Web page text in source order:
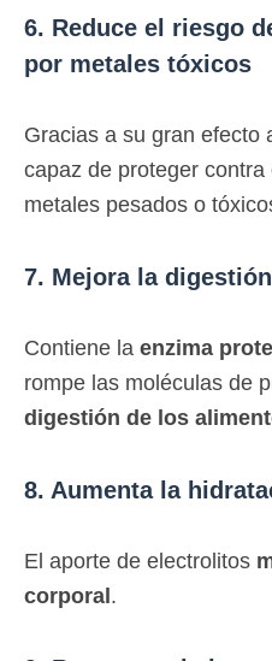
6. Reduce el riesgo
por metales tóxicos
Gracias a su gran efecto
capaz de proteger
metales pesados o
7. Mejora la digestión
Contiene la enzima
rompe las moléculas de
digestión de los
8. Aumenta la
El aporte de electrolitos
corporal.